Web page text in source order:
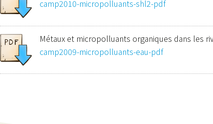
camp2010-micropolluants-shl2-pdf
Métaux et micropolluants organiques dans les
camp2009-micropolluants-eau-pdf